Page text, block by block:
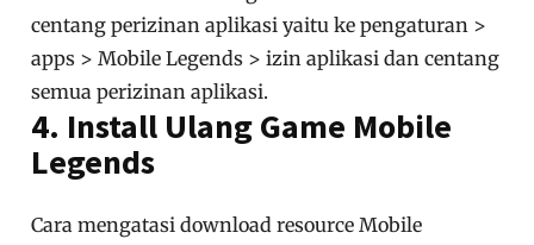
centang perizinan aplikasi yaitu ke pengaturan >
apps > Mobile Legends > izin aplikasi dan centang
semua perizinan aplikasi.
4. Install Ulang Game Mobile
Legends
Cara mengatasi download resource Mobile